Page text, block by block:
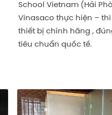
do Vinasaco thiết kế & thi
dụng thiết bị chính hãng
Minder, Laswim, DXD. Thi
kỹ thuật, đúng tiến độ, thẩm